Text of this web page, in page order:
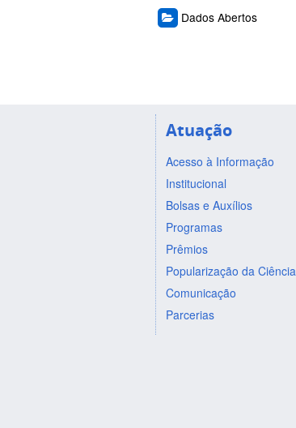
Dados Abertos
Atuação
Acesso à Informação
Institucional
Bolsas e Auxílios
Programas
Prêmios
Popularização da Ciência
Comunicação
Parcerias